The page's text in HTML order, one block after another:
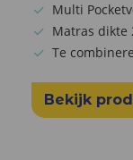
Multi
Matras dikte
Te
Bekijk